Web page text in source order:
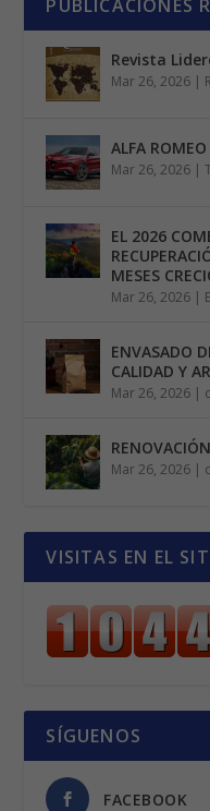
PUBLICACIONES
Revista
Mar 26, 2026 |
ALFA
Mar 26, 2026 |
EL 2026
MESES
Mar 26, 2026 |
ENVASADO
CALIDAD Y
Mar 26, 2026 |
Mar 26, 2026 |
VISITAS EN EL
SÍGUENOS
FACEBOOK